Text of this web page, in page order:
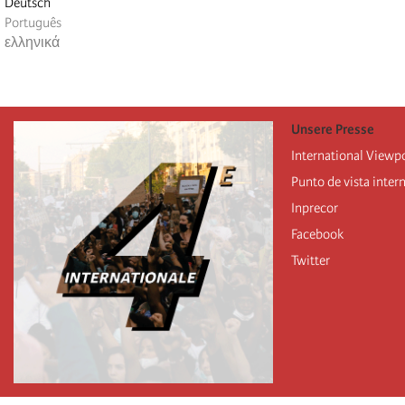
Português
ελληνικά
Unsere Presse
International
Punto de vista
Inprecor
Facebook
Twitter